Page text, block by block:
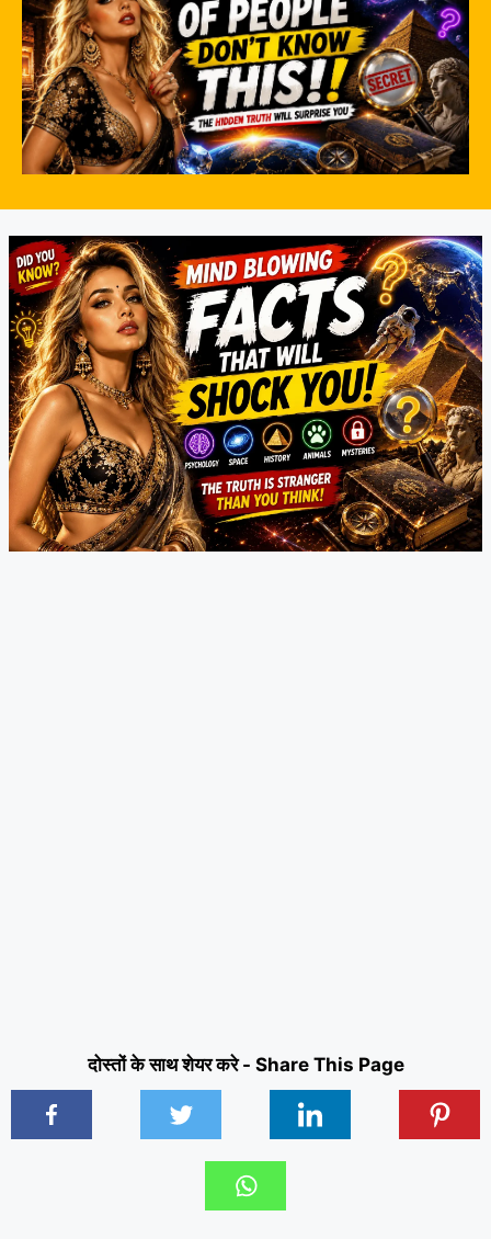
दोस्तों के साथ शेयर करे - Share This Page